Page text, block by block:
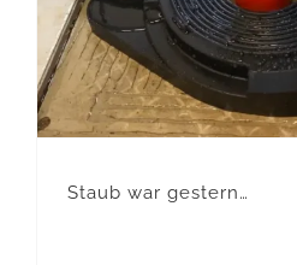
Staub war gestern…